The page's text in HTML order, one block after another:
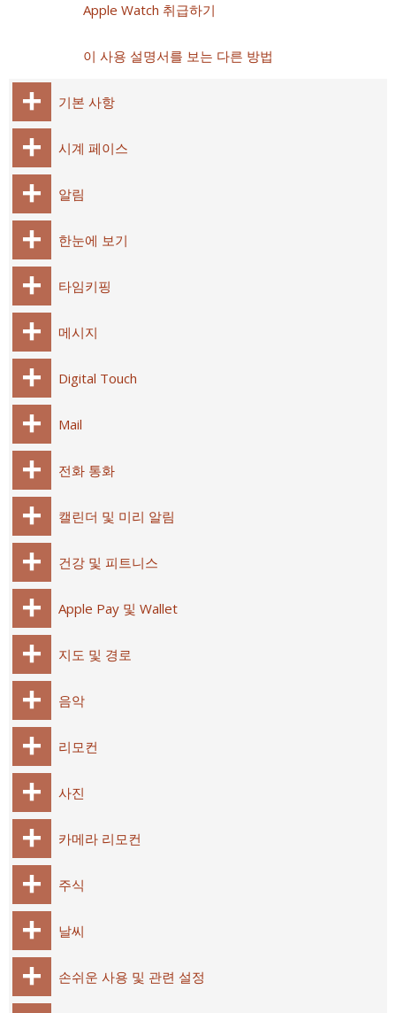
Apple Watch 취급하기
이 사용 설명서를 보는 다른 방법
기본 사항
시계 페이스
알림
한눈에 보기
타임키핑
메시지
Digital Touch
Mail
전화 통화
캘린더 및 미리 알림
건강 및 피트니스
Apple Pay 및 Wallet
지도 및 경로
음악
리모컨
사진
카메라 리모컨
주식
날씨
손쉬운 사용 및 관련 설정